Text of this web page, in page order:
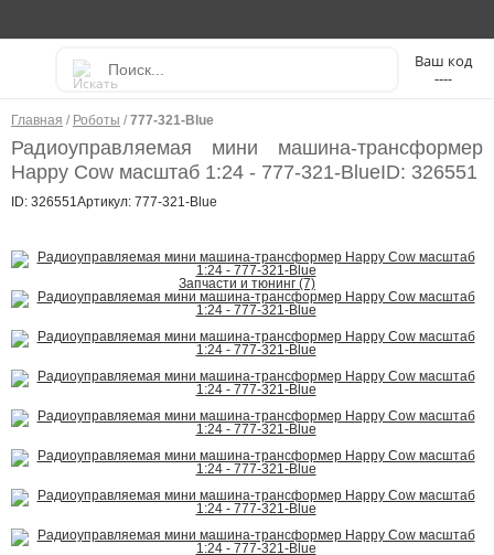
----
Главная / Роботы / 777-321-Blue
Радиоуправляемая мини машина-трансформер
Happy Cow масштаб 1:24 - 777-321-BlueID: 326551
ID: 326551Артикул: 777-321-Blue
Запчасти и тюнинг (7)